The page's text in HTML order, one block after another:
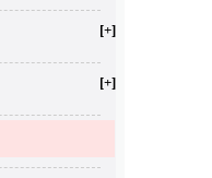
[+]
[+]